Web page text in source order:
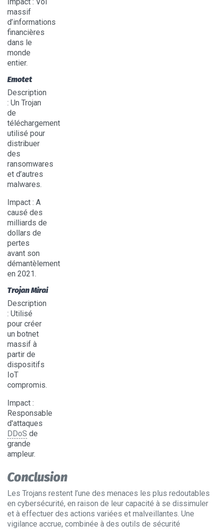
massif
d’informations
financières
dans le
monde
entier.
Emotet
Description
: Un Trojan
de
téléchargement
utilisé pour
distribuer
des
ransomwares
et d’autres
malwares.
Impact : A
causé des
milliards de
dollars de
pertes
avant son
démantèlement
en 2021.
Trojan Mirai
Description
: Utilisé
pour créer
un botnet
massif à
partir de
dispositifs
IoT
compromis.
Impact :
Responsable
d'attaques
DDoS de
grande
ampleur.
Conclusion
Les Trojans restent l’une des menaces les plus redoutables
en cybersécurité, en raison de leur capacité à se dissimuler
et à effectuer des actions variées et malveillantes. Une
vigilance accrue, combinée à des outils de sécurité